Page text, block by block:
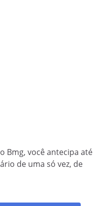
Bmg, você antecipa até
de uma só vez, de